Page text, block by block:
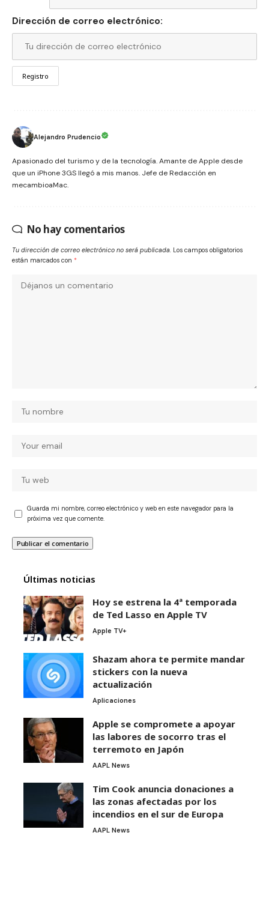
Dirección de correo electrónico:
Alejandro Prudencio
Apasionado del turismo y de la tecnología. Amante de Apple desde
que un iPhone 3GS llegó a mis manos. Jefe de Redacción en
mecambioaMac.
No hay comentarios
Tu dirección de correo electrónico no será publicada. Los campos obligatorios
están marcados con *
Guarda mi nombre, correo electrónico y web en este navegador para la
próxima vez que comente.
Últimas noticias
Hoy se estrena la 4ª temporada
de Ted Lasso en Apple TV
Apple TV+
Shazam ahora te permite mandar
stickers con la nueva
actualización
Aplicaciones
Apple se compromete a apoyar
las labores de socorro tras el
terremoto en Japón
AAPL News
Tim Cook anuncia donaciones a
las zonas afectadas por los
incendios en el sur de Europa
AAPL News